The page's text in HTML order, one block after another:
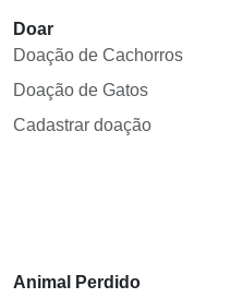
Doar
Doação de Cachorros
Doação de Gatos
Cadastrar doação
Animal Perdido